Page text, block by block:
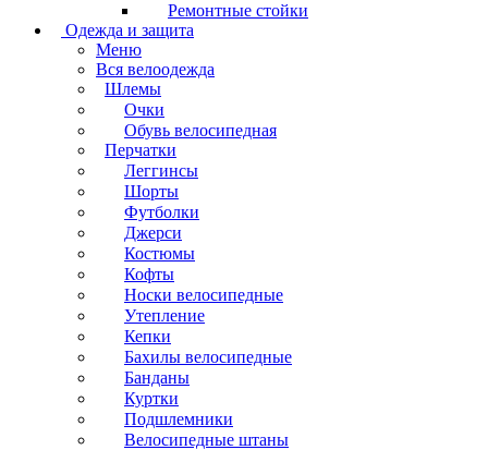
Ремонтные стойки
Одежда и защита
Меню
Вся велоодежда
Шлемы
Очки
Обувь велосипедная
Перчатки
Леггинсы
Шорты
Футболки
Джерси
Костюмы
Кофты
Носки велосипедные
Утепление
Кепки
Бахилы велосипедные
Банданы
Куртки
Подшлемники
Велосипедные штаны